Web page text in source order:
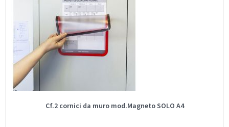
Cf.2 cornici da muro mod.Magneto SOLO A4